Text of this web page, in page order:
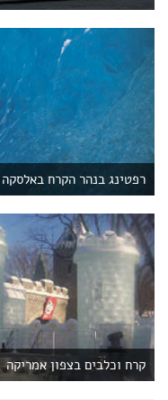
רפטינג בנהר הקרח באלסקה
קרח וכלבים בצפון אמריקה